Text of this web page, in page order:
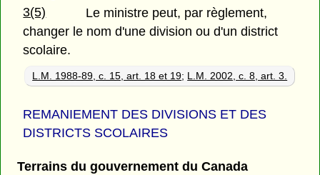
3(5)
Le ministre peut, par règlement,
changer le nom d'une division ou d'un district
scolaire.
L.M. 1988-89, c. 15, art. 18 et 19; L.M. 2002, c. 8, art. 3.
REMANIEMENT DES DIVISIONS ET DES
DISTRICTS SCOLAIRES
Terrains du gouvernement du Canada